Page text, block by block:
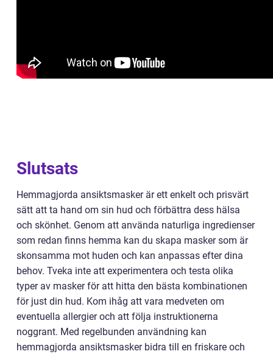
Slutsats
Hemmagjorda ansiktsmasker är ett enkelt och prisvärt
sätt att ta hand om sin hud och förbättra dess hälsa
och skönhet. Genom att använda naturliga ingredienser
som redan finns hemma kan du skapa masker som är
skonsamma mot huden och kan anpassas efter dina
behov. Tveka inte att experimentera och testa olika
typer av masker för att hitta den bästa kombinationen
för just din hud. Kom ihåg att vara medveten om
eventuella allergier och att följa instruktionerna
noggrant. Med regelbunden användning kan
hemmagjorda ansiktsmasker bidra till en friskare och